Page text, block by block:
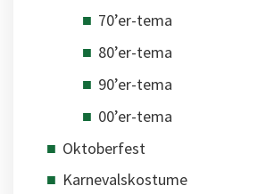
70’er-tema
80’er-tema
90’er-tema
00’er-tema
Oktoberfest
Karnevalskostume